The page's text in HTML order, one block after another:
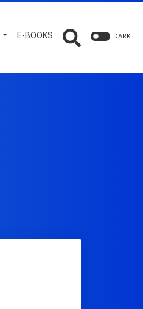
E-BOOKS DARK